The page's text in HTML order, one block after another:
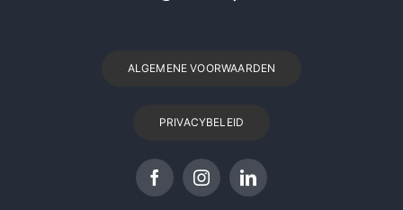
ALGEMENE VOORWAARDEN
PRIVACYBELEID